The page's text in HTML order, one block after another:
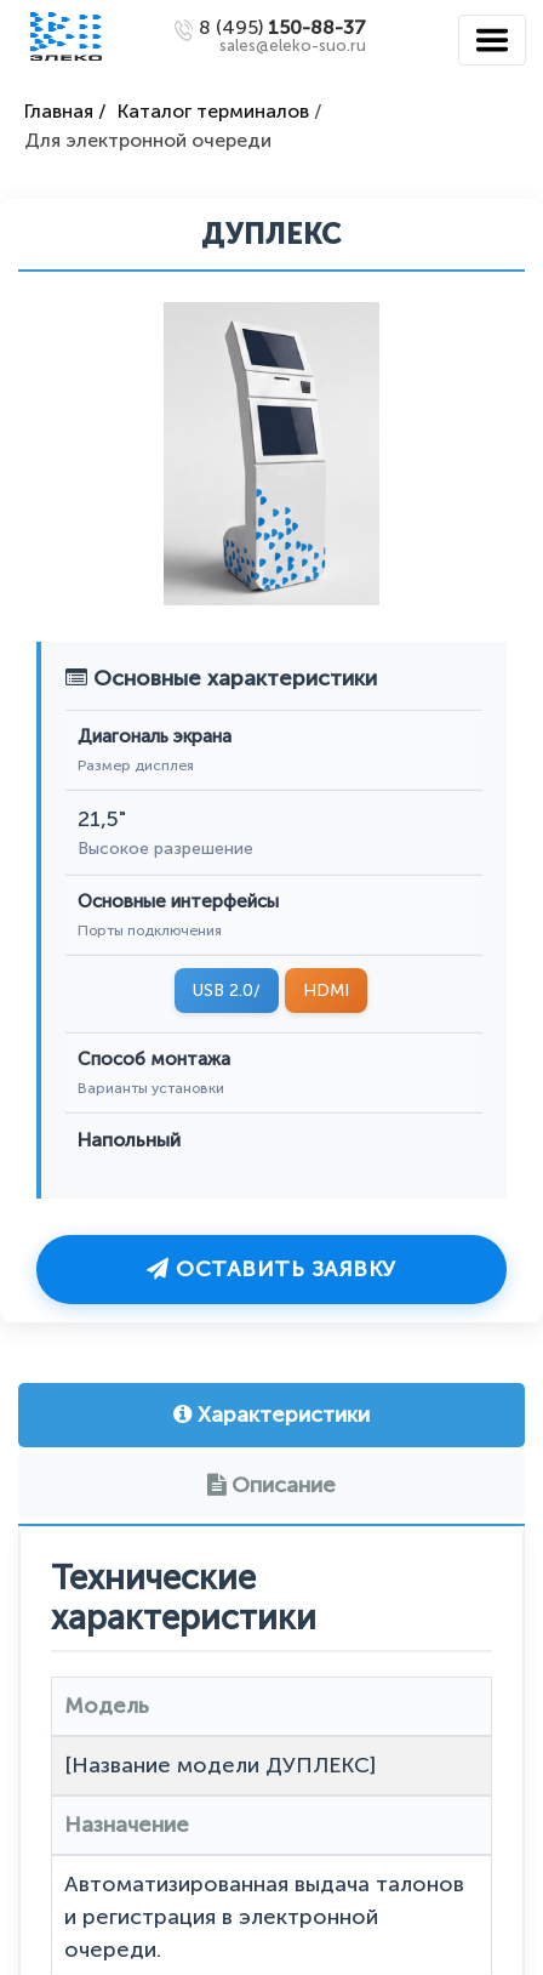
8 (495) 150-88-37
sales@eleko-suo.ru
Главная / Каталог терминалов /
Для электронной очереди
ДУПЛЕКС
Основные характеристики
Диагональ экрана
Размер дисплея
21,5"
Высокое разрешение
Основные интерфейсы
Порты подключения
USB 2.0/ HDMI
Способ монтажа
Варианты установки
Напольный
ОСТАВИТЬ ЗАЯВКУ
Характеристики
Описание
Технические
характеристики
Модель
[Название модели ДУПЛЕКС]
Назначение
Автоматизированная выдача талонов
и регистрация в электронной
очереди.